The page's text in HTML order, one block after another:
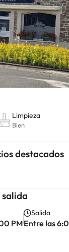
Limpieza
Bien
destacados
PM
Salida
Entre las